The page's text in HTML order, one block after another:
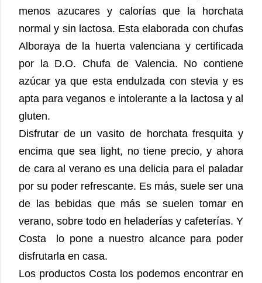
menos azucares y calorías que la horchata
normal y sin lactosa. Esta elaborada con chufas
Alboraya de la huerta valenciana y certificada
por la D.O. Chufa de Valencia. No contiene
azúcar ya que esta endulzada con stevia y es
apta para veganos e intolerante a la lactosa y al
gluten.
Disfrutar de un vasito de horchata fresquita y
encima que sea light, no tiene precio, y ahora
de cara al verano es una delicia para el paladar
por su poder refrescante. Es más, suele ser una
de las bebidas que más se suelen tomar en
verano, sobre todo en heladerías y cafeterías. Y
Costa lo pone a nuestro alcance para poder
disfrutarla en casa.
Los productos Costa los podemos encontrar en